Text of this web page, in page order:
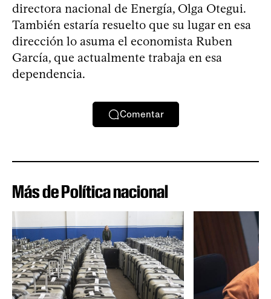
directora nacional de Energía, Olga Otegui.
También estaría resuelto que su lugar en esa
dirección lo asuma el economista Ruben
García, que actualmente trabaja en esa
dependencia.
Comentar
Más de Política nacional